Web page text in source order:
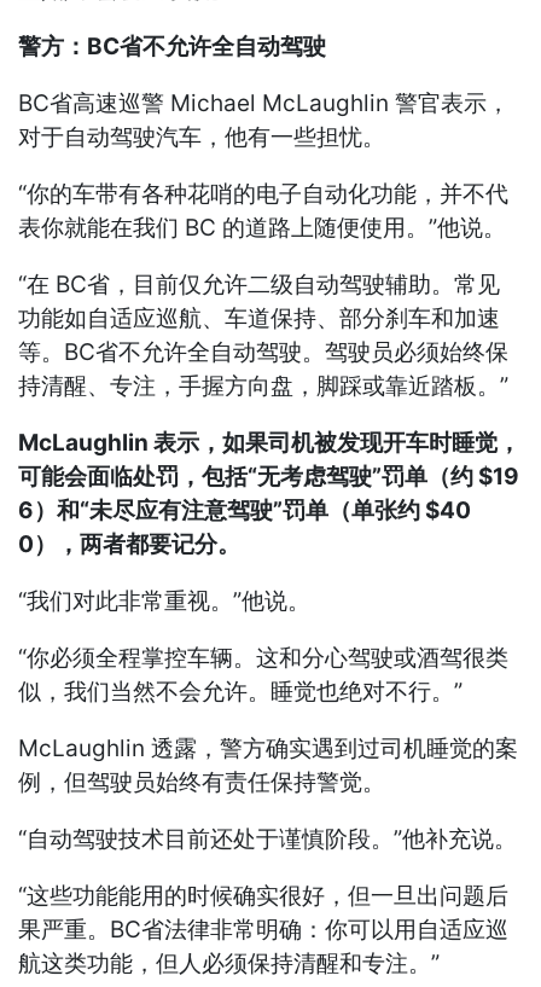
警方：BC省不允许全自动驾驶
BC省高速巡警 Michael McLaughlin 警官表示，
对于自动驾驶汽车，他有一些担忧。
“你的车带有各种花哨的电子自动化功能，并不代
表你就能在我们 BC 的道路上随便使用。”他说。
“在 BC省，目前仅允许二级自动驾驶辅助。常见
功能如自适应巡航、车道保持、部分刹车和加速
等。BC省不允许全自动驾驶。驾驶员必须始终保
持清醒、专注，手握方向盘，脚踩或靠近踏板。”
McLaughlin 表示，如果司机被发现开车时睡觉，
可能会面临处罚，包括“无考虑驾驶”罚单（约 $19
6）和“未尽应有注意驾驶”罚单（单张约 $40
0），两者都要记分。
“我们对此非常重视。”他说。
“你必须全程掌控车辆。这和分心驾驶或酒驾很类
似，我们当然不会允许。睡觉也绝对不行。”
McLaughlin 透露，警方确实遇到过司机睡觉的案
例，但驾驶员始终有责任保持警觉。
“自动驾驶技术目前还处于谨慎阶段。”他补充说。
“这些功能能用的时候确实很好，但一旦出问题后
果严重。BC省法律非常明确：你可以用自适应巡
航这类功能，但人必须保持清醒和专注。”